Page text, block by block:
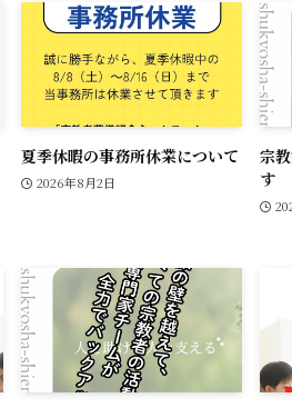
夏季休暇の事務所休業について
2026年8月2日
宗
す